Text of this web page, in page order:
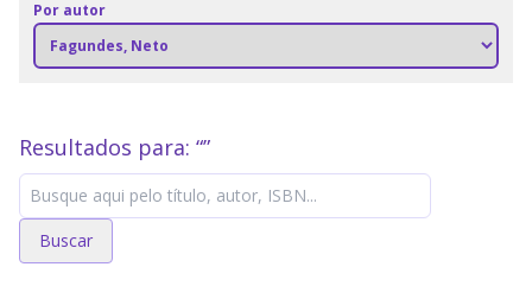
Por autor
Resultados para: “”
Buscar